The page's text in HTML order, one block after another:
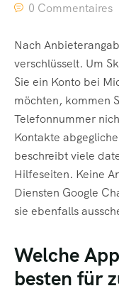
0 Commentaires
Nach
verschlüsselt. Um
Sie ein Konto bei
möchten, kommen
Telefonnummer
Kontakte
beschreibt viele
Hilfeseiten. Keine
Diensten Google
sie ebenfalls
Welche
besten für